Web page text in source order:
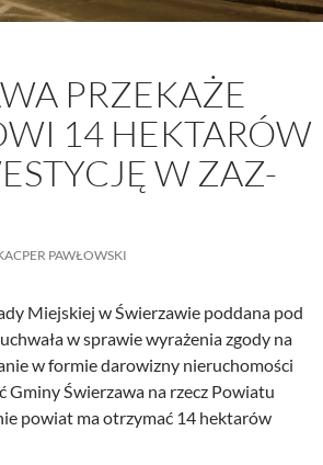
PRZEKAŻE
14 HEKTARÓW
W ZAZ-
PAWŁOWSKI
Miejskiej w Świerzawie poddana pod
w sprawie wyrażenia zgody na
w formie darowizny nieruchomości
Gminy Świerzawa na rzecz Powiatu
powiat ma otrzymać 14 hektarów